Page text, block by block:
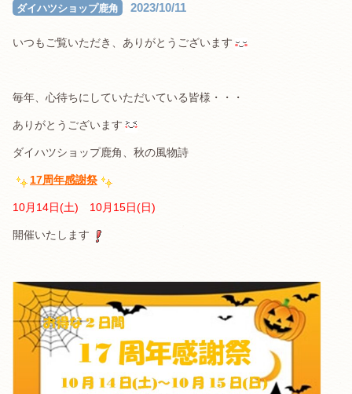
ダイハツショップ鹿角 2023/10/11
いつもご覧いただき、ありがとうございます
毎年、心待ちにしていただいている皆様・・・
ありがとうございます
ダイハツショップ鹿角、秋の風物詩
17周年感謝祭
10月14日(土) 10月15日(日)
開催いたします